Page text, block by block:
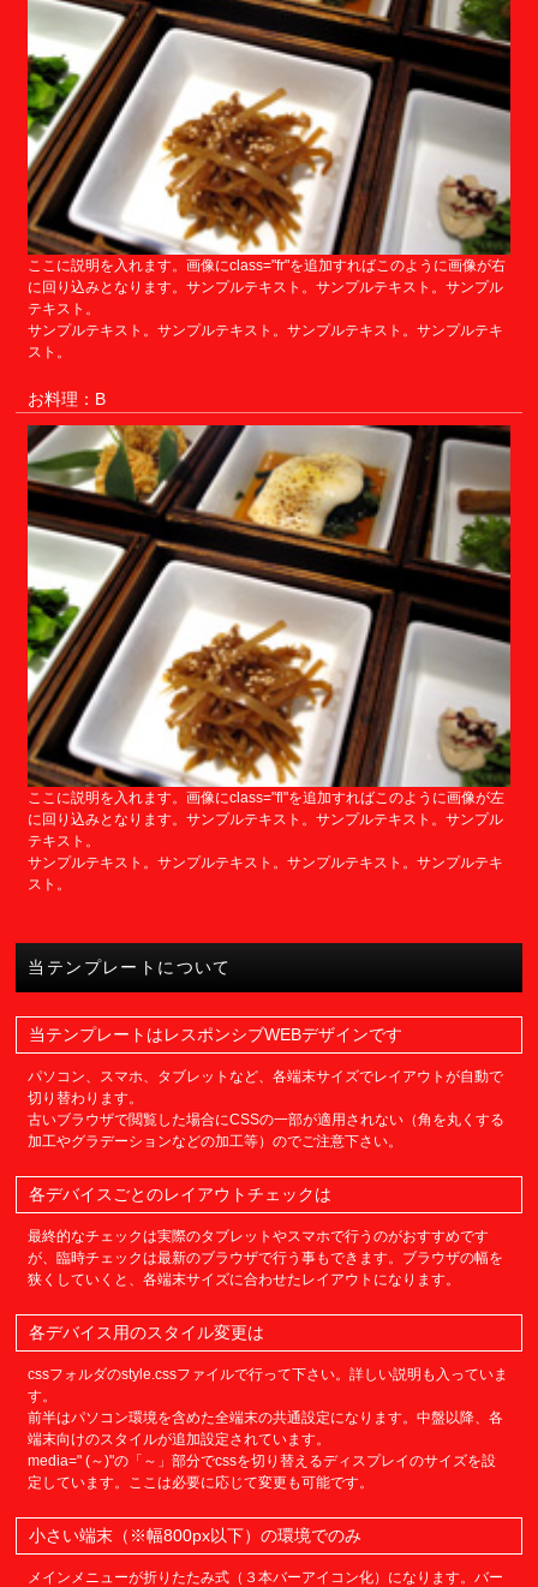
ここに説明を入れます。画像にclass="fr"を追加すればこのように画像が右
に回り込みとなります。サンプルテキスト。サンプルテキスト。サンプル
テキスト。
サンプルテキスト。サンプルテキスト。サンプルテキスト。サンプルテキ
スト。
お料理：B
ここに説明を入れます。画像にclass="fl"を追加すればこのように画像が左
に回り込みとなります。サンプルテキスト。サンプルテキスト。サンプル
テキスト。
サンプルテキスト。サンプルテキスト。サンプルテキスト。サンプルテキ
スト。
当テンプレートについて
当テンプレートはレスポンシブWEBデザインです
パソコン、スマホ、タブレットなど、各端末サイズでレイアウトが自動で
切り替わります。
古いブラウザで閲覧した場合にCSSの一部が適用されない（角を丸くする
加工やグラデーションなどの加工等）のでご注意下さい。
各デバイスごとのレイアウトチェックは
最終的なチェックは実際のタブレットやスマホで行うのがおすすめです
が、臨時チェックは最新のブラウザで行う事もできます。ブラウザの幅を
狭くしていくと、各端末サイズに合わせたレイアウトになります。
各デバイス用のスタイル変更は
cssフォルダのstyle.cssファイルで行って下さい。詳しい説明も入っていま
す。
前半はパソコン環境を含めた全端末の共通設定になります。中盤以降、各
端末向けのスタイルが追加設定されています。
media=" (～)"の「～」部分でcssを切り替えるディスプレイのサイズを設
定しています。ここは必要に応じて変更も可能です。
小さい端末（※幅800px以下）の環境でのみ
メインメニューが折りたたみ式（３本バーアイコン化）になります。バー